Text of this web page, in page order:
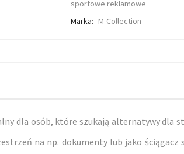
sportowe reklamowe
Marka: M-Collection
dla osób, które szukają alternatywy dla
na np. dokumenty lub jako